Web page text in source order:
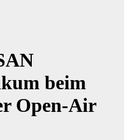
beim
Open-Air